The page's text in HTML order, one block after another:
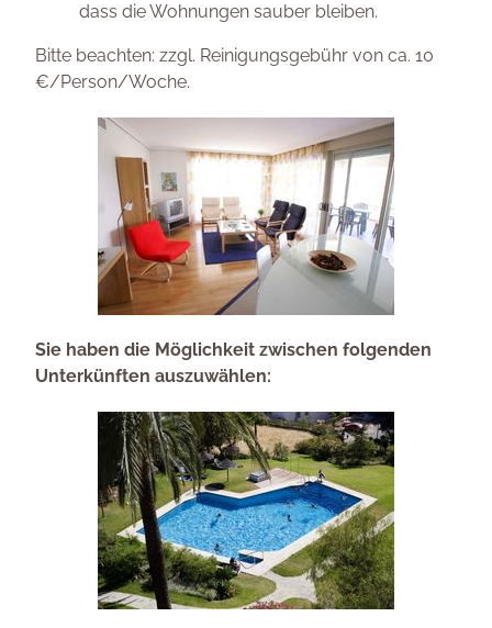
dass die Wohnungen sauber bleiben.
Bitte beachten: zzgl. Reinigungsgebühr von ca. 10
€/Person/Woche.
Sie haben die Möglichkeit zwischen folgenden
Unterkünften auszuwählen: